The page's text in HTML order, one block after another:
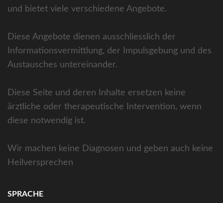
und bietet viele verschiedene Angebote.
Diese Angebote dienen ausschliesslich der
Informationsvermittlung, der Impulsgebung und des
Austausches untereinander.
Diese Seite und deren Inhalte ersetzen keine
ärztliche oder therapeutische Intervention, wenn
diese notwendig ist.
Wir machen keine Diagnosen und geben auch keine
Heilversprechen
SPRACHE